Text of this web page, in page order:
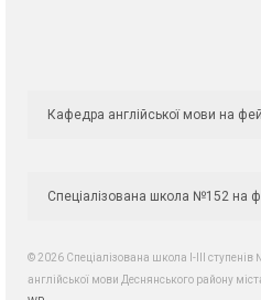
Кафедра англійської мови на
Спеціалізована школа №152 на
© 2026 Спеціалізована школа І-ІІІ
англійської мови Деснянського району